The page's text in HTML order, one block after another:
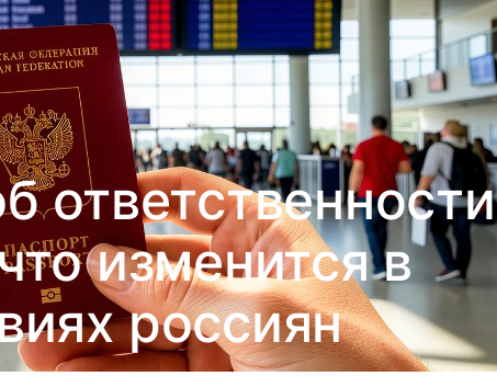
ответственности
изменится в
россиян